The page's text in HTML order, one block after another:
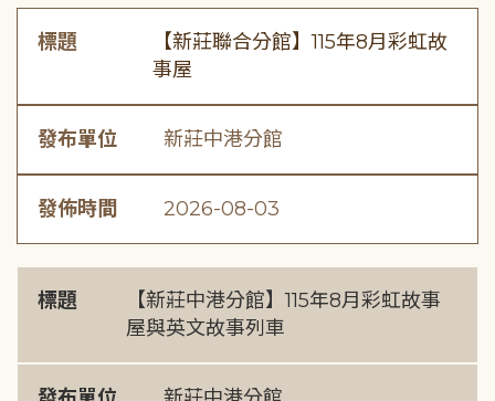
標題
【新莊聯合分館】115年8月彩虹故
事屋
發布單位 新莊中港分館
發佈時間 2026-08-03
標題
【新莊中港分館】115年8月彩虹故事
屋與英文故事列車